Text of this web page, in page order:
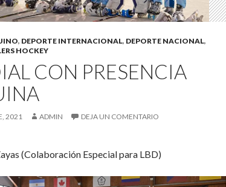
, DEPORTE INTERNACIONAL, DEPORTE NACIONAL,
HOCKEY
CON PRESENCIA
2021 ADMIN DEJA UN COMENTARIO
(Colaboración Especial para LBD)